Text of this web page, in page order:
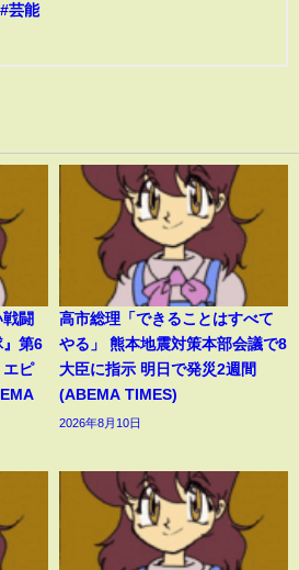
芸能
戦闘
第6
エピ
高市総理「できることはすべて
やる」 熊本地震対策本部会議で8
大臣に指示 明日で発災2週間
(ABEMA TIMES)
2026年8月10日